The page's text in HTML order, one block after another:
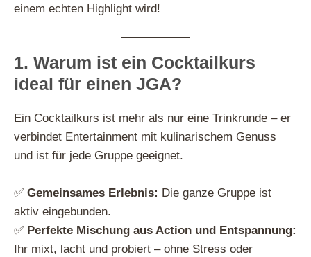
einem echten Highlight wird!
1. Warum ist ein Cocktailkurs
ideal für einen JGA?
Ein Cocktailkurs ist mehr als nur eine Trinkrunde – er
verbindet Entertainment mit kulinarischem Genuss
und ist für jede Gruppe geeignet.
✅ Gemeinsames Erlebnis: Die ganze Gruppe ist
aktiv eingebunden.
✅ Perfekte Mischung aus Action und Entspannung:
Ihr mixt, lacht und probiert – ohne Stress oder